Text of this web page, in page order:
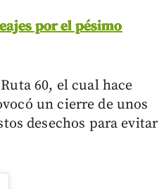
por el pésimo
60, el cual hace
un cierre de unos
desechos para evitar